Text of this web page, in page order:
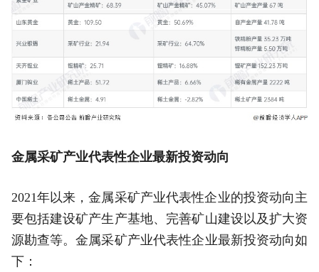
金属采矿产业代表性企业最新投资动向
2021年以来，金属采矿产业代表性企业的投资动向主
要包括建设矿产生产基地、完善矿山建设以及扩大资
源勘查等。金属采矿产业代表性企业最新投资动向如
下：